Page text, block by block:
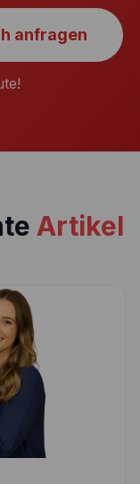
anfragen
Artikel